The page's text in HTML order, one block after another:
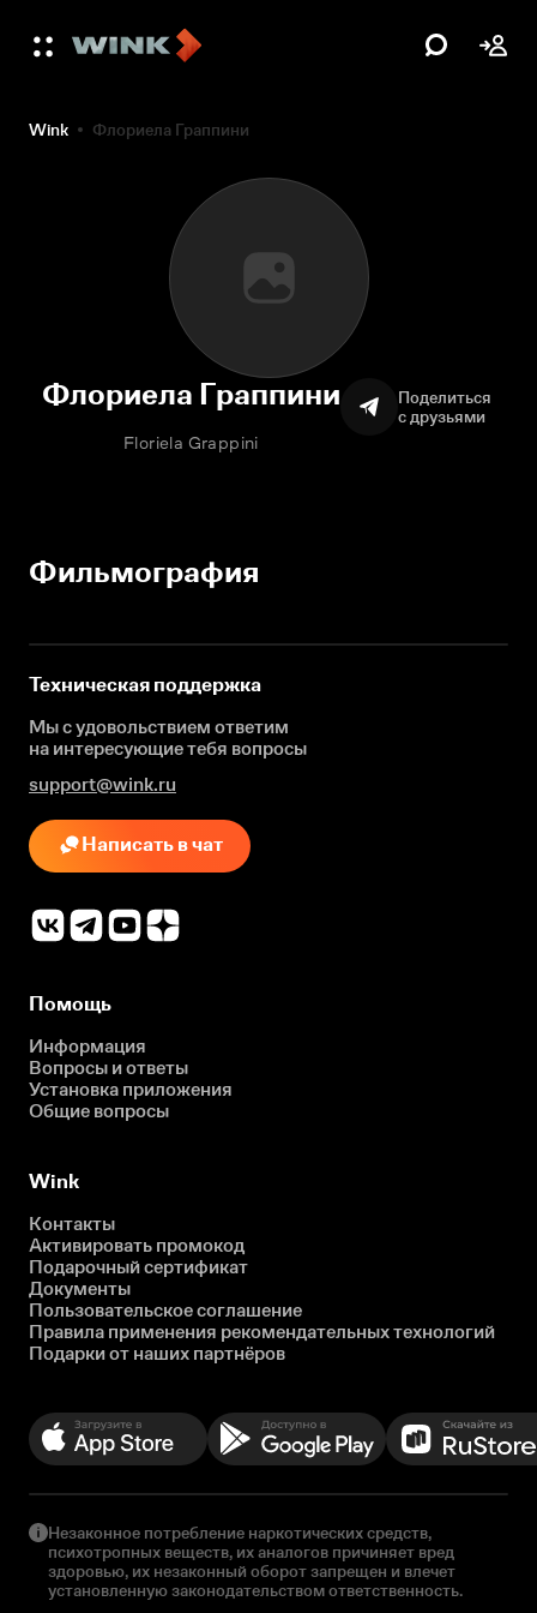
Wink Флориела Граппини
Флориела Граппини
Floriela Grappini
Поделиться
с друзьями
Фильмография
Техническая поддержка
Мы с удовольствием ответим
на интересующиетебя вопросы
support@wink.ru
Написать в чат
Помощь
Информация
Вопросы и ответы
Установка приложения
Общие вопросы
Wink
Контакты
Активировать промокод
Подарочный сертификат
Документы
Пользовательское соглашение
Правила применения рекомендательных технологий
Подарки от наших партнёров
Незаконное потребление наркотических средств,
психотропных веществ, их аналогов причиняет вред
здоровью, их незаконный оборот запрещен и влечет
установленную законодательством ответственность.